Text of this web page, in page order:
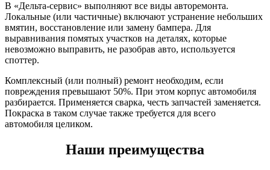
В «Дельта-сервис» выполняют все виды авторемонта.
Локальные (или частичные) включают устранение небольших
вмятин, восстановление или замену бампера. Для
выравнивания помятых участков на деталях, которые
невозможно выправить, не разобрав авто, используется
споттер.
Комплексный (или полный) ремонт необходим, если
повреждения превышают 50%. При этом корпус автомобиля
разбирается. Применяется сварка, честь запчастей заменяется.
Покраска в таком случае также требуется для всего
автомобиля целиком.
Наши преимущества